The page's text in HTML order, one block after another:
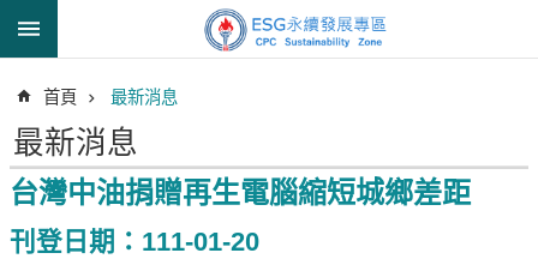
跳到主要內容區塊
階
搜
尋
透
首頁 最新消息
最新消息
台灣中油捐贈再生電腦縮短城鄉差距
刊登日期：111-01-20